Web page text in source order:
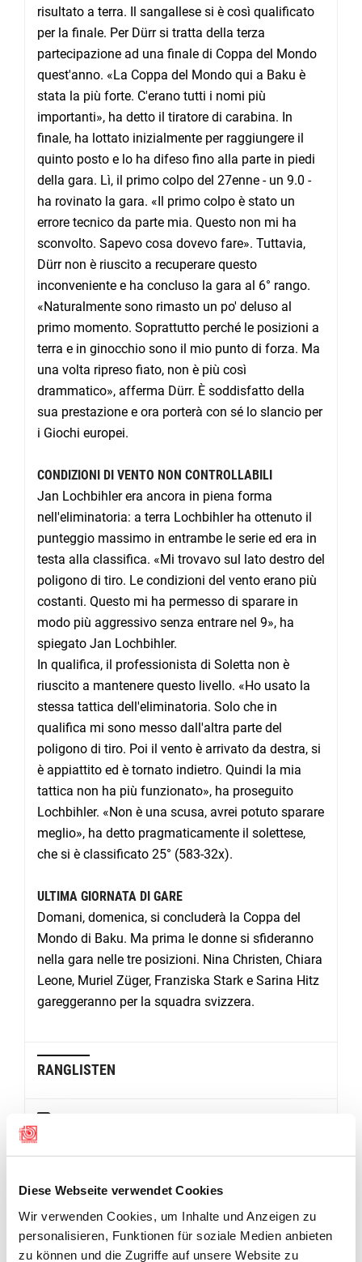
Diese Webseite verwendet Cookies
Wir verwenden Cookies, um Inhalte und Anzeigen zu
personalisieren, Funktionen für soziale Medien anbieten
zu können und die Zugriffe auf unsere Website zu
risultato a terra. Il sangallese si è così qualificato
per la finale. Per Dürr si tratta della terza
partecipazione ad una finale di Coppa del Mondo
quest'anno. «La Coppa del Mondo qui a Baku è
stata la più forte. C'erano tutti i nomi più
importanti», ha detto il tiratore di carabina. In
finale, ha lottato inizialmente per raggiungere il
quinto posto e lo ha difeso fino alla parte in piedi
della gara. Lì, il primo colpo del 27enne - un 9.0 -
ha rovinato la gara. «Il primo colpo è stato un
errore tecnico da parte mia. Questo non mi ha
sconvolto. Sapevo cosa dovevo fare». Tuttavia,
Dürr non è riuscito a recuperare questo
inconveniente e ha concluso la gara al 6° rango.
«Naturalmente sono rimasto un po' deluso al
primo momento. Soprattutto perché le posizioni a
terra e in ginocchio sono il mio punto di forza. Ma
una volta ripreso fiato, non è più così
drammatico», afferma Dürr. È soddisfatto della
sua prestazione e ora porterà con sé lo slancio per
i Giochi europei.
CONDIZIONI DI VENTO NON CONTROLLABILI
Jan Lochbihler era ancora in piena forma
nell'eliminatoria: a terra Lochbihler ha ottenuto il
punteggio massimo in entrambe le serie ed era in
testa alla classifica. «Mi trovavo sul lato destro del
poligono di tiro. Le condizioni del vento erano più
costanti. Questo mi ha permesso di sparare in
modo più aggressivo senza entrare nel 9», ha
spiegato Jan Lochbihler.
In qualifica, il professionista di Soletta non è
riuscito a mantenere questo livello. «Ho usato la
stessa tattica dell'eliminatoria. Solo che in
qualifica mi sono messo dall'altra parte del
poligono di tiro. Poi il vento è arrivato da destra, si
è appiattito ed è tornato indietro. Quindi la mia
tattica non ha più funzionato», ha proseguito
Lochbihler. «Non è una scusa, avrei potuto sparare
meglio», ha detto pragmaticamente il solettese,
che si è classificato 25° (583-32x).
ULTIMA GIORNATA DI GARE
Domani, domenica, si concluderà la Coppa del
Mondo di Baku. Ma prima le donne si sfideranno
nella gara nelle tre posizioni. Nina Christen, Chiara
Leone, Muriel Züger, Franziska Stark e Sarina Hitz
gareggeranno per la squadra svizzera.
RANGLISTEN
Gewehr 50m Dreistellung Männer Elimination